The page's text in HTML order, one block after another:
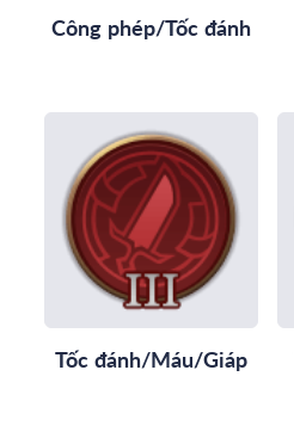
Công phép/Tốc đánh
Tốc đánh/Máu/Giáp